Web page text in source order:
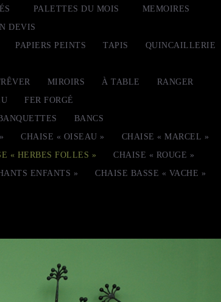
PALETTES DU MOIS
MEMOIRES
DEVIS
PAPIERS PEINTS TAPIS
QUINCAILLERIE
MIROIRS À TABLE
RANGER
FER FORGÉ
BANCS
CHAISE « OISEAU »
CHAISE « MARCEL »
« HERBES FOLLES »
CHAISE « ROUGE »
ENFANTS » CHAISE BASSE « VACHE »